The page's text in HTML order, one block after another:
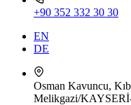
+90 352 332 30 30
EN
DE
Osman Kavuncu,
Melikgazi/